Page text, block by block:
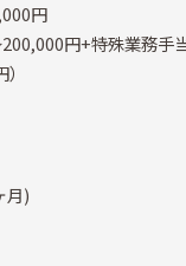
円
200,000円+特殊業務手
月)